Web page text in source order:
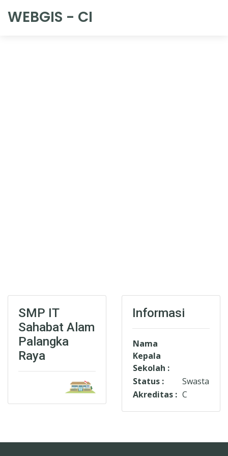
WEBGIS - CI
SMP IT
Sahabat Alam
Palangka
Raya
Informasi
Nama
Kepala
Sekolah :
Status :
Swasta
Akreditas : C